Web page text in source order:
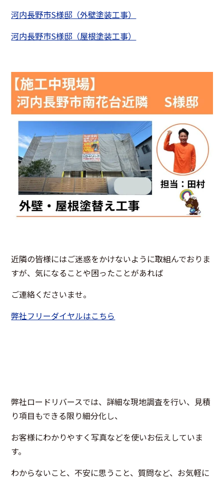
河内長野市S様邸（外壁塗装工事）
河内長野市S様邸（屋根塗装工事）
近隣の皆様にはご迷惑をかけないように取組んでおりま
すが、気になることや困ったことがあれば
ご連絡くださいませ。
弊社フリーダイヤルはこちら
弊社ロードリバースでは、詳細な現地調査を行い、見積
り項目もできる限り細分化し、
お客様にわかりやすく写真などを使いお伝えしていま
す。
わからないこと、不安に思うこと、質問など、お気軽に